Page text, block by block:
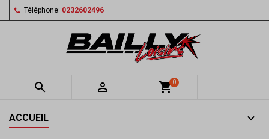
Téléphone: 0232602496
  shopping_cart0
ACCUEIL